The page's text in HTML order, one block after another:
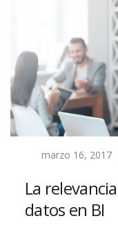
marzo 16, 2017
La
datos en BI